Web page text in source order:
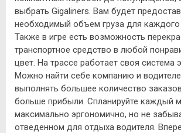
выбрать Gigaliners. Вам будет
необходимый объем груза для каждого
Также в игре есть возможность
транспортное средство в любой
цвет. На трассе работает своя система
Можно найти себе компанию и
выполнять большее количество
больше прибыли. Спланируйте каждый
максимально эргономично, но не
отведенном для отдыха водителя.